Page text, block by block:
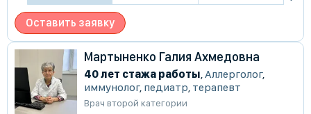
Оставить заявку
Мартыненко Галия Ахмедовна
40 лет стажа работы,Аллерголог,
иммунолог, педиатр, терапевт
Врач второй категории